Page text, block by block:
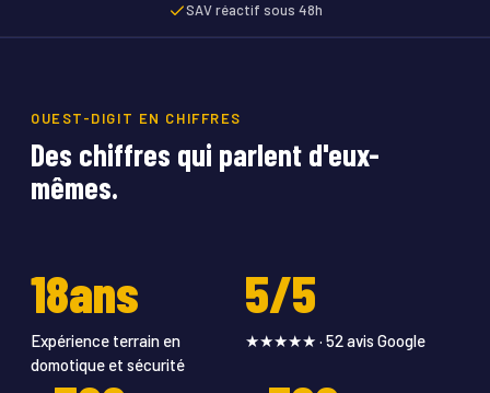
SAV réactif sous 48h
OUEST-DIGIT EN CHIFFRES
Des chiffres qui parlent d'eux-
mêmes.
18ans
Expérience terrain en
domotique et sécurité
5/5
★★★★★ · 52 avis Google